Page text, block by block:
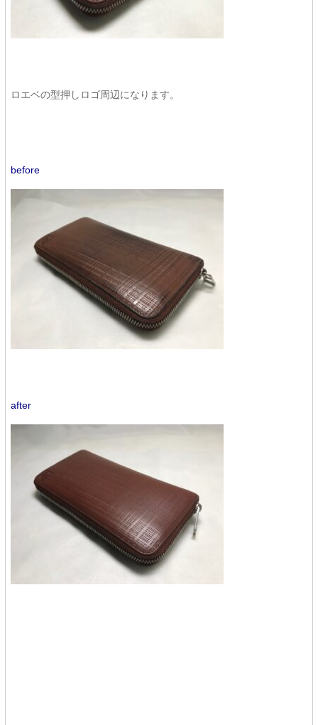
ロエベの型押しロゴ周辺になります。
before
after